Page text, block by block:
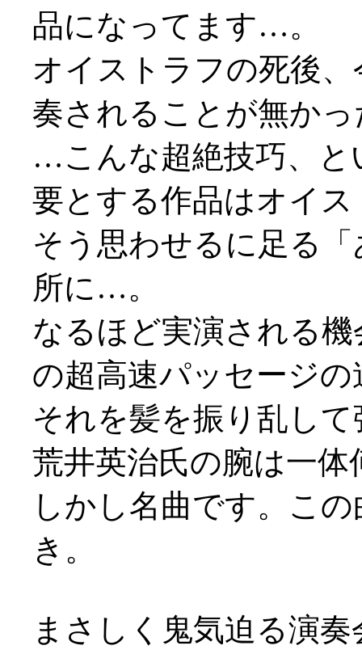
品になってます…。
オイストラフの死後
奏されることが無か
…こんな超絶技巧、と
要とする作品はオイ
そう思わせるに足る
所に…。
なるほど実演される
の超高速パッセージ
それを髪を振り乱し
荒井英治氏の腕は一
しかし名曲です。こ
き。
まさしく鬼気迫る演